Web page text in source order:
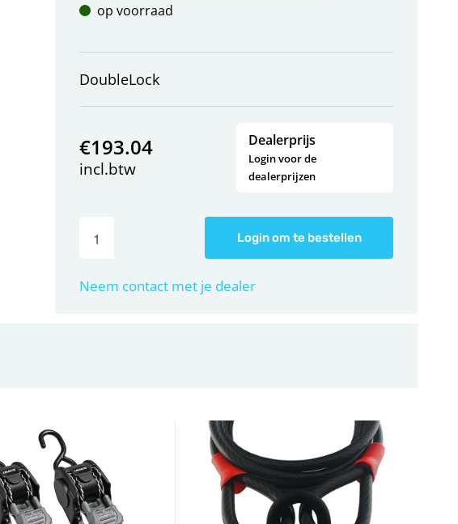
op voorraad
DoubleLock
€193.04
incl.btw
Dealerprijs
Login voor de
dealerprijzen
Login om te bestellen
Neem contact met je dealer